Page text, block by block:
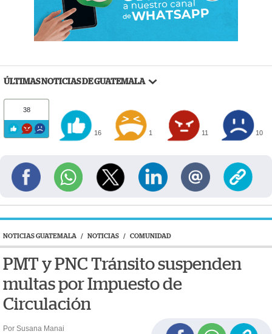
ÚLTIMAS NOTICIAS DE GUATEMALA
38
16 1 11 10
NOTICIAS GUATEMALA / NOTICIAS / COMUNIDAD
PMT y PNC Tránsito suspenden
multas por Impuesto de
Circulación
Por Susana Manai